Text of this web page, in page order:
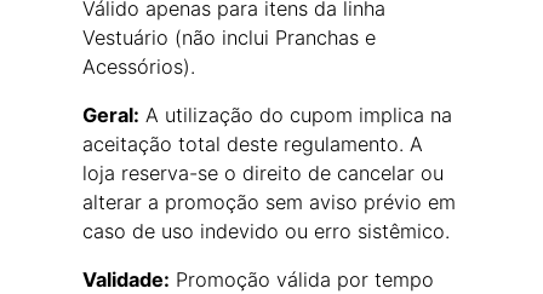
Válido apenas para itens da linha
Vestuário (não inclui Pranchas e
Acessórios).
Geral: A utilização do cupom implica na
aceitação total deste regulamento. A
loja reserva-se o direito de cancelar ou
alterar a promoção sem aviso prévio em
caso de uso indevido ou erro sistêmico.
Validade: Promoção válida por tempo